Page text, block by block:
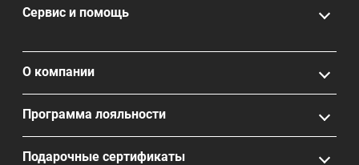
Сервис и помощь
О компании
Программа лояльности
Подарочные сертификаты